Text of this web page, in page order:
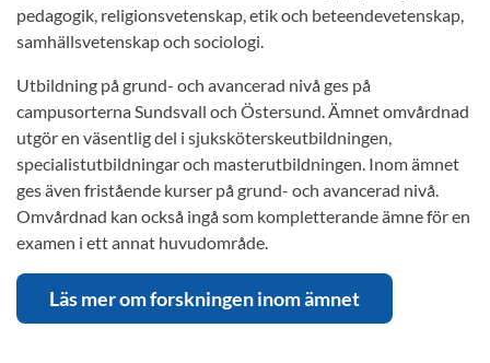
pedagogik, religionsvetenskap, etik och beteendevetenskap,
samhällsvetenskap och sociologi.
Utbildning på grund- och avancerad nivå ges på
campusorterna Sundsvall och Östersund. Ämnet omvårdnad
utgör en väsentlig del i sjuksköterskeutbildningen,
specialistutbildningar och masterutbildningen. Inom ämnet
ges även fristående kurser på grund- och avancerad nivå.
Omvårdnad kan också ingå som kompletterande ämne för en
examen i ett annat huvudområde.
Läs mer om forskningen inom ämnet